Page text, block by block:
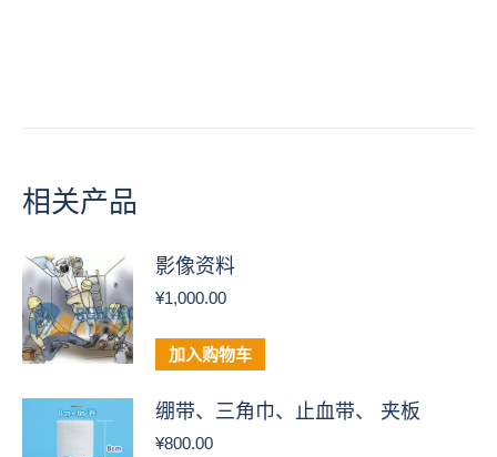
相关产品
影像资料
¥1,000.00
加入购物车
绷带、三角巾、止血带、 夹板
¥800.00